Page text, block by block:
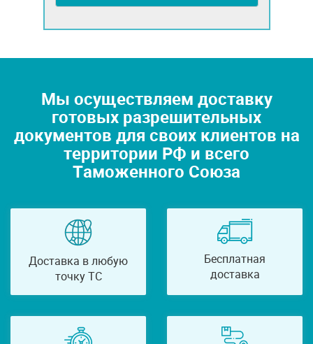
Мы осуществляем доставку
готовых разрешительных
документов для своих клиентов на
территории РФ и всего
Таможенного Союза
Доставка в любую
точку ТС
Бесплатная
доставка